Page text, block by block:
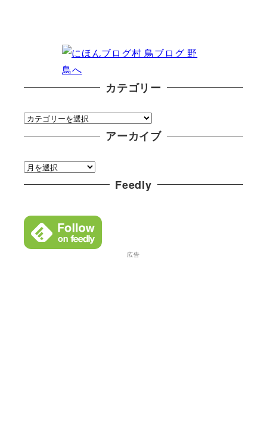
カテゴリー
カ
テ
リ
ー
アーカイブ
ア
ー
イ
ブ
Feedly
広告